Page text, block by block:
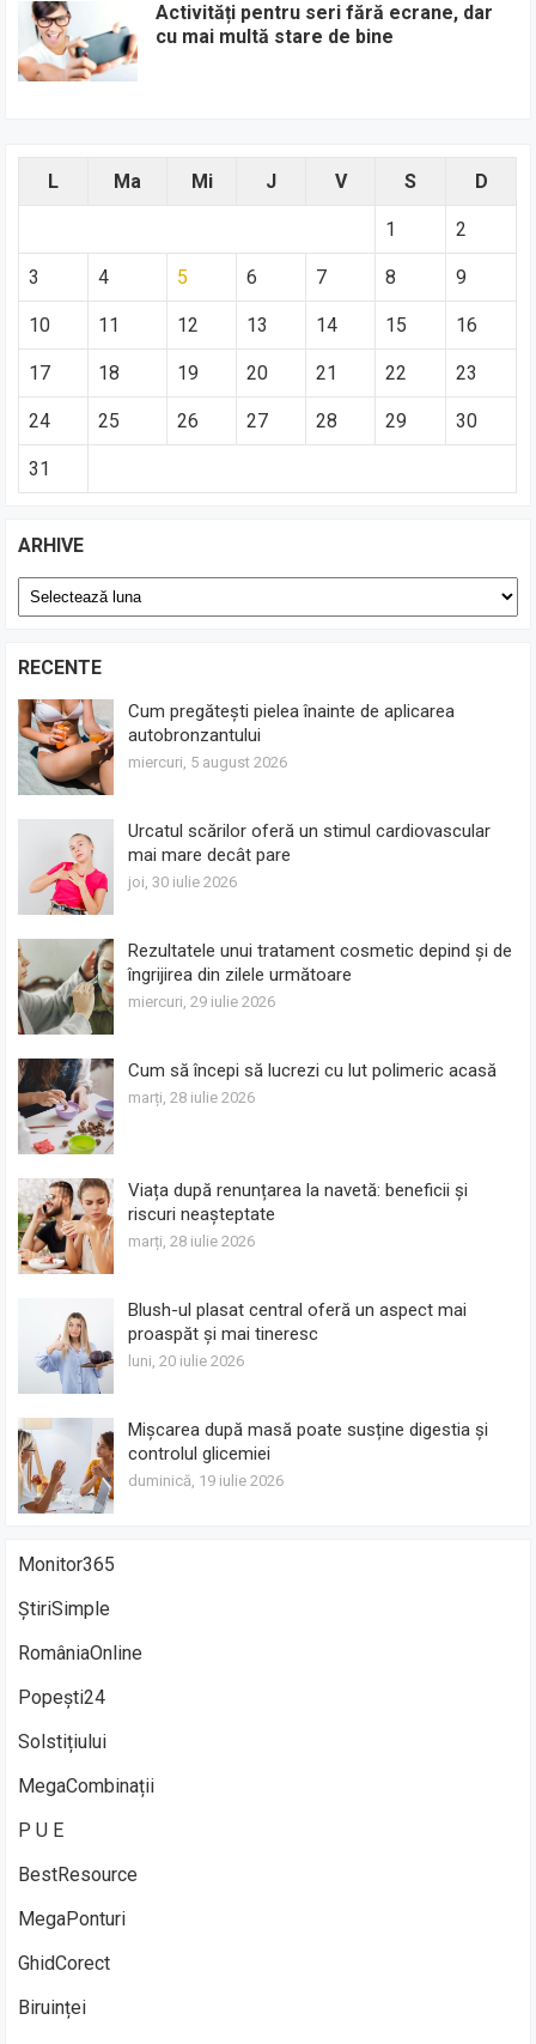
Activități pentru seri fără ecrane, dar
cu mai multă stare de bine
L Ma Mi J V S D
1 2
3 4 5 6 7 8 9
10 11 12 13 14 15 16
17 18 19 20 21 22 23
24 25 26 27 28 29 30
31
ARHIVE
Arhive
RECENTE
Cum pregătești pielea înainte de aplicarea
autobronzantului
miercuri, 5 august 2026
Urcatul scărilor oferă un stimul cardiovascular
mai mare decât pare
joi, 30 iulie 2026
Rezultatele unui tratament cosmetic depind și de
îngrijirea din zilele următoare
miercuri, 29 iulie 2026
Cum să începi să lucrezi cu lut polimeric acasă
marți, 28 iulie 2026
Viața după renunțarea la navetă: beneficii și
riscuri neașteptate
marți, 28 iulie 2026
Blush-ul plasat central oferă un aspect mai
proaspăt și mai tineresc
luni, 20 iulie 2026
Mișcarea după masă poate susține digestia și
controlul glicemiei
duminică, 19 iulie 2026
Monitor365
ȘtiriSimple
RomâniaOnline
Popești24
Solstițiului
MegaCombinații
P U E
BestResource
MegaPonturi
GhidCorect
Biruinței